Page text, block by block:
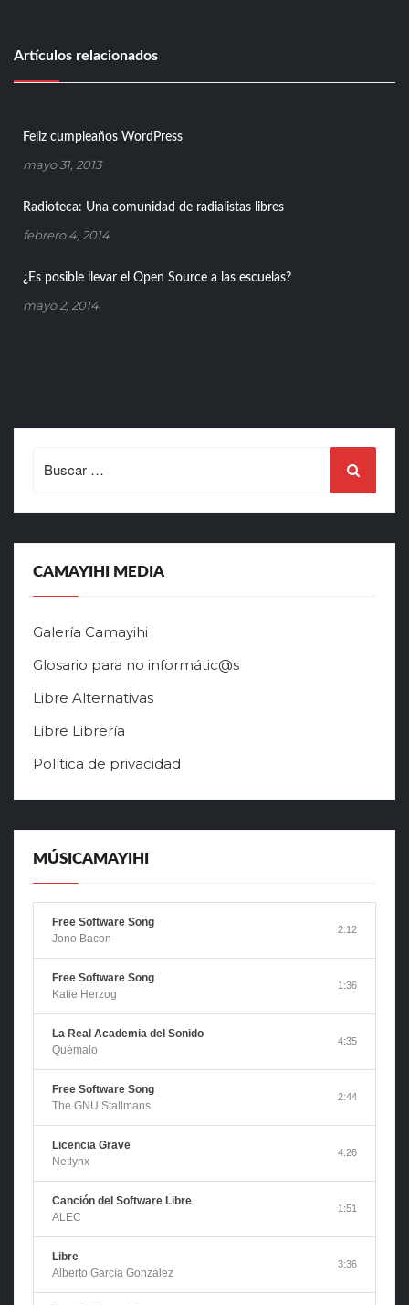
Artículos relacionados
Feliz cumpleaños WordPress
mayo 31, 2013
Radioteca: Una comunidad de radialistas libres
febrero 4, 2014
¿Es posible llevar el Open Source a las escuelas?
mayo 2, 2014
for:
CAMAYIHI MEDIA
Galería Camayihi
Glosario para no informátic@s
Libre Alternativas
Libre Librería
Política de privacidad
MÚSICAMAYIHI
Free Software Song
Jono Bacon
2:12
Free Software Song
Katie Herzog
1:36
La Real Academia del Sonido
Quémalo
4:35
Free Software Song
The GNU Stallmans
2:44
Licencia Grave
Netlynx
4:26
Canción del Software Libre
ALEC
1:51
Libre
Alberto García González
3:36